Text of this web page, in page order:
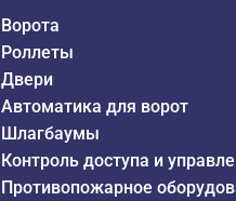
Ворота
Роллеты
Двери
Автоматика для ворот
Шлагбаумы
Контроль доступа и
Противопожарное